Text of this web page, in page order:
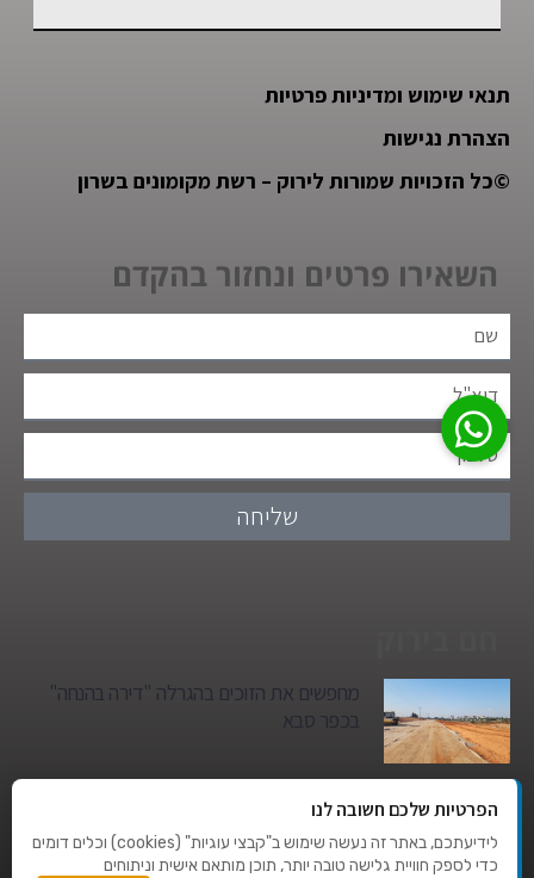
תנאי שימוש ומדיניות פרטיות
הצהרת נגישות
©כל הזכויות שמורות לירוק – רשת מקומונים בשרון
השאירו פרטים ונחזור בהקדם
שליחה
מחפשים את הזוכים בהגרלה "דירה בהנחה"
בכפר סבא
גן הילדים של מרים סיטי יהפוך למגדל מגורים:
סגירת מעגל היסטורית במגדיאל
הפרטיות שלכם חשובה לנו
לידיעתכם, באתר זה נעשה שימוש ב"קבצי עוגיות" (cookies) וכלים דומים
כדי לספק חוויית גלישה טובה יותר, תוכן מותאם אישית וניתוחים